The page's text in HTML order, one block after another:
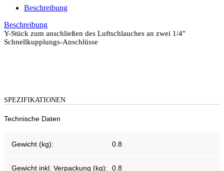
Beschreibung
Beschreibung
Y-Stück zum anschließen des Luftschlauches an zwei 1/4″
Schnellkupplungs-Anschlüsse
SPEZIFIKATIONEN
Technische Daten
Gewicht (kg): 0.8
Gewicht inkl. Verpackung (kg): 0.8